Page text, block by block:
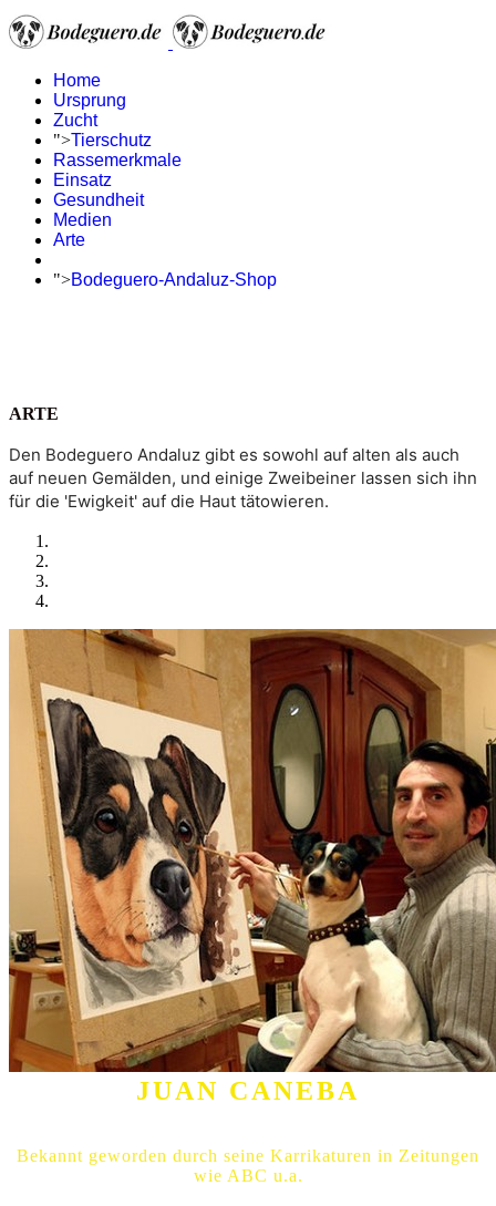
Home
Ursprung
Zucht
">Tierschutz
Rassemerkmale
Einsatz
Gesundheit
Medien
Arte
">Bodeguero-Andaluz-Shop
ARTE
Den Bodeguero Andaluz gibt es sowohl auf alten als auch
auf neuen Gemälden, und einige Zweibeiner lassen sich ihn
für die 'Ewigkeit' auf die Haut tätowieren.
JUAN CANEBA
Bekannt geworden durch seine Karrikaturen in Zeitungen
wie ABC u.a.